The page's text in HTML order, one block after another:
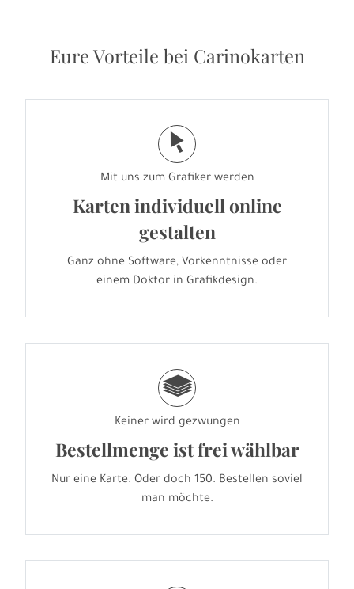
Eure Vorteile bei Carinokarten
j
Mit uns zum Grafiker werden
Karten individuell online
gestalten
Ganz ohne Software, Vorkenntnisse oder
einem Doktor in Grafikdesign.
g
Keiner wird gezwungen
Bestellmenge ist frei wählbar
Nur eine Karte. Oder doch 150. Bestellen soviel
man möchte.